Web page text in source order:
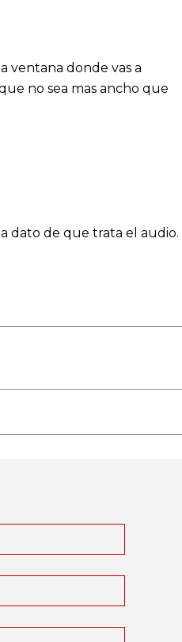
ventana donde vas a
no sea mas ancho que
dato de que trata el audio.